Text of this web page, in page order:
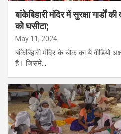
बांकेबिहारी मंदिर में सुरक्षा गार्डों
को घसीटा;
May 11, 2024
बांकेबिहारी मंदिर के चौक का ये वीडियो
है। जिसमें…